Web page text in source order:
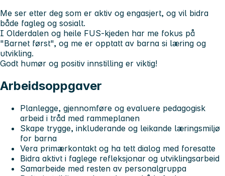
Me ser etter deg som er aktiv og engasjert, og vil bidra
både fagleg og sosialt.
I Olderdalen og heile FUS-kjeden har me fokus på
"Barnet først", og me er opptatt av barna si læring og
utvikling.
Godt humør og positiv innstilling er viktig!
Arbeidsoppgaver
Planlegge, gjennomføre og evaluere pedagogisk
arbeid i tråd med rammeplanen
Skape trygge, inkluderande og leikande læringsmiljø
for barna
Vera primærkontakt og ha tett dialog med foresatte
Bidra aktivt i faglege refleksjonar og utviklingsarbeid
Samarbeide med resten av personalgruppa